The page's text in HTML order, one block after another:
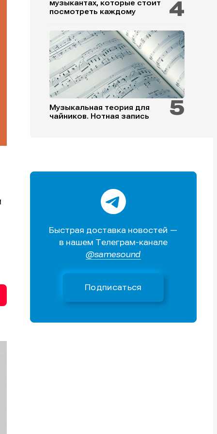
музыкантах, которые стоит
посмотреть каждому
Музыкальная теория для
чайников. Нотная запись
Быстрая доставка новостей —
в нашем Телеграм-канале
@samesound
Подписаться